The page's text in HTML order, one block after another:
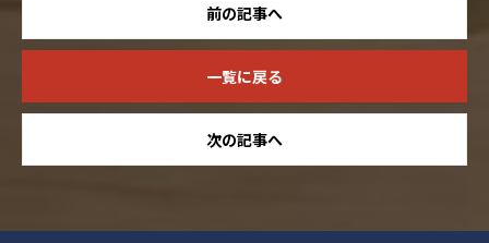
前の記事へ
一覧に戻る
次の記事へ